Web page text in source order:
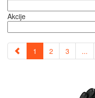
Akcije
1 2 3 ...